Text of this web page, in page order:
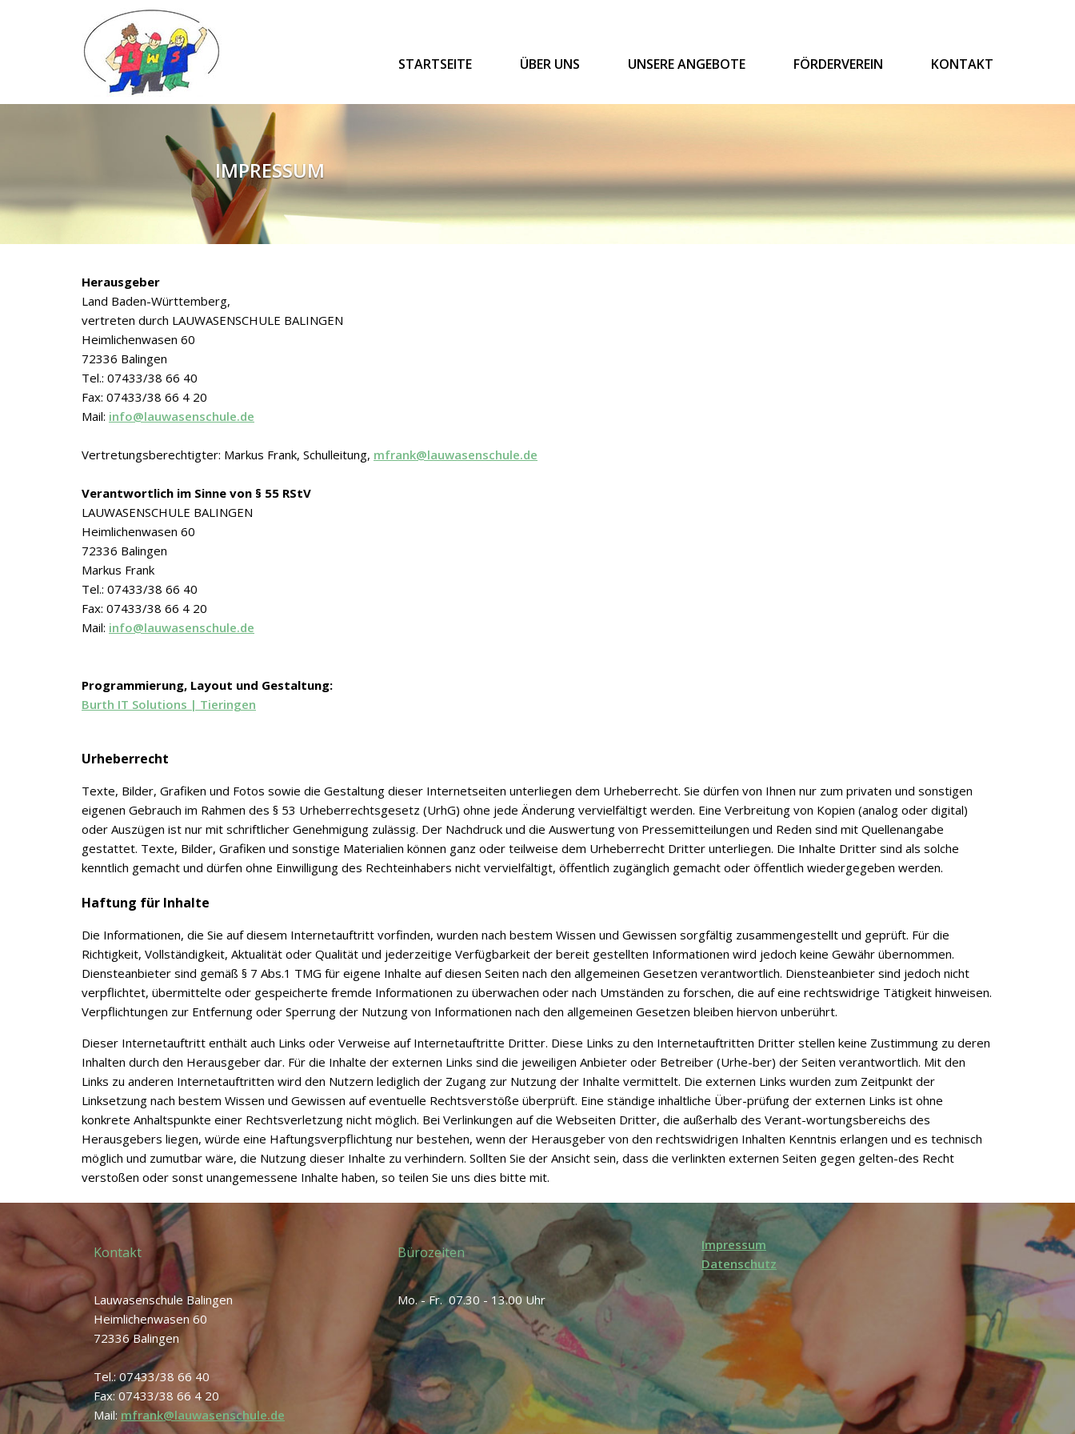
STARTSEITE ÜBER UNS UNSERE ANGEBOTE FÖRDERVEREIN KONTAKT
IMPRESSUM
Herausgeber
Land Baden-Württemberg,
vertreten durch LAUWASENSCHULE BALINGEN
Heimlichenwasen 60
72336 Balingen
Tel.: 07433/38 66 40
Fax: 07433/38 66 4 20
Mail: info@lauwasenschule.de
Vertretungsberechtigter: Markus Frank, Schulleitung, mfrank@lauwasenschule.de
Verantwortlich im Sinne von § 55 RStV
LAUWASENSCHULE BALINGEN
Heimlichenwasen 60
72336 Balingen
Markus Frank
Tel.: 07433/38 66 40
Fax: 07433/38 66 4 20
Mail: info@lauwasenschule.de
Programmierung, Layout und Gestaltung:
Burth IT Solutions | Tieringen
Urheberrecht
Texte, Bilder, Grafiken und Fotos sowie die Gestaltung dieser Internetseiten unterliegen dem Urheberrecht. Sie dürfen von Ihnen nur zum privaten und sonstigen
eigenen Gebrauch im Rahmen des § 53 Urheberrechtsgesetz (UrhG) ohne jede Änderung vervielfältigt werden. Eine Verbreitung von Kopien (analog oder digital)
oder Auszügen ist nur mit schriftlicher Genehmigung zulässig. Der Nachdruck und die Auswertung von Pressemitteilungen und Reden sind mit Quellenangabe
gestattet. Texte, Bilder, Grafiken und sonstige Materialien können ganz oder teilweise dem Urheberrecht Dritter unterliegen. Die Inhalte Dritter sind als solche
kenntlich gemacht und dürfen ohne Einwilligung des Rechteinhabers nicht vervielfältigt, öffentlich zugänglich gemacht oder öffentlich wiedergegeben werden.
Haftung für Inhalte
Die Informationen, die Sie auf diesem Internetauftritt vorfinden, wurden nach bestem Wissen und Gewissen sorgfältig zusammengestellt und geprüft. Für die
Richtigkeit, Vollständigkeit, Aktualität oder Qualität und jederzeitige Verfügbarkeit der bereit gestellten Informationen wird jedoch keine Gewähr übernommen.
Diensteanbieter sind gemäß § 7 Abs.1 TMG für eigene Inhalte auf diesen Seiten nach den allgemeinen Gesetzen verantwortlich. Diensteanbieter sind jedoch nicht
verpflichtet, übermittelte oder gespeicherte fremde Informationen zu überwachen oder nach Umständen zu forschen, die auf eine rechtswidrige Tätigkeit hinweisen.
Verpflichtungen zur Entfernung oder Sperrung der Nutzung von Informationen nach den allgemeinen Gesetzen bleiben hiervon unberührt.
Dieser Internetauftritt enthält auch Links oder Verweise auf Internetauftritte Dritter. Diese Links zu den Internetauftritten Dritter stellen keine Zustimmung zu deren
Inhalten durch den Herausgeber dar. Für die Inhalte der externen Links sind die jeweiligen Anbieter oder Betreiber (Urhe-ber) der Seiten verantwortlich. Mit den
Links zu anderen Internetauftritten wird den Nutzern lediglich der Zugang zur Nutzung der Inhalte vermittelt. Die externen Links wurden zum Zeitpunkt der
Linksetzung nach bestem Wissen und Gewissen auf eventuelle Rechtsverstöße überprüft. Eine ständige inhaltliche Über-prüfung der externen Links ist ohne
konkrete Anhaltspunkte einer Rechtsverletzung nicht möglich. Bei Verlinkungen auf die Webseiten Dritter, die außerhalb des Verant-wortungsbereichs des
Herausgebers liegen, würde eine Haftungsverpflichtung nur bestehen, wenn der Herausgeber von den rechtswidrigen Inhalten Kenntnis erlangen und es technisch
möglich und zumutbar wäre, die Nutzung dieser Inhalte zu verhindern. Sollten Sie der Ansicht sein, dass die verlinkten externen Seiten gegen gelten-des Recht
verstoßen oder sonst unangemessene Inhalte haben, so teilen Sie uns dies bitte mit.
Kontakt
Lauwasenschule Balingen
Heimlichenwasen 60
72336 Balingen
Tel.: 07433/38 66 40
Fax: 07433/38 66 4 20
Mail: mfrank@lauwasenschule.de
Bürozeiten
Mo. - Fr. 07.30 - 13.00 Uhr
Impressum
Datenschutz